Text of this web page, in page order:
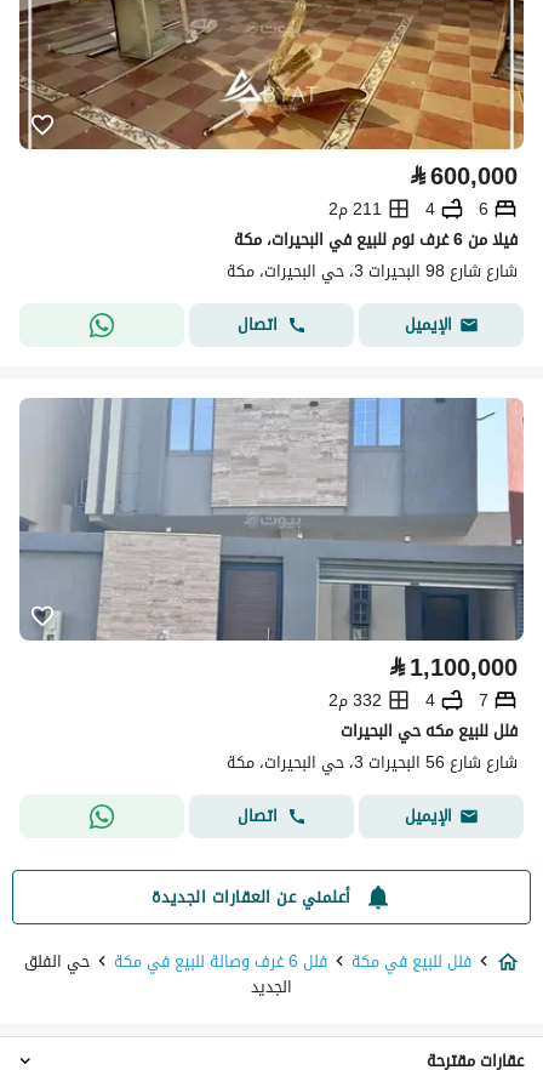
⃁600,000
6
4
211 م2
فيلا من 6 غرف نوم للبيع في البحيرات، مكة
شارع شارع 98 البحيرات 3، حي البحيرات، مكة
الإيميل
اتصال
⃁1,100,000
7
4
332 م2
فلل للبيع مكه حي البحيرات
شارع شارع 56 البحيرات 3، حي البحيرات، مكة
الإيميل
اتصال
أعلمني عن العقارات الجديدة
فلل للبيع في مكة
فلل 6 غرف وصالة للبيع في مكة حي الفلق
الجديد
عقارات مقترحة